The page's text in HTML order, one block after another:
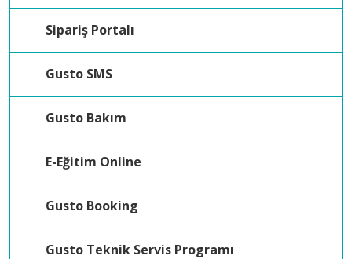
Sipariş Portalı
Gusto SMS
Gusto Bakım
E-Eğitim Online
Gusto Booking
Gusto Teknik Servis Programı